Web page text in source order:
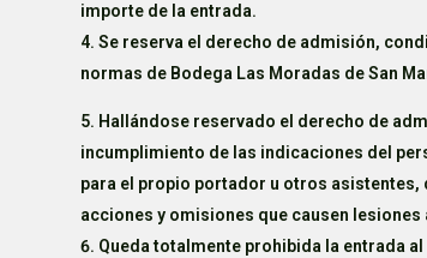
importe de la entrada.
Se reserva el derecho de admisión,
normas de Bodega Las Moradas de San
Hallándose reservado el derecho de
incumplimiento de las indicaciones del
para el propio portador u otros
acciones y omisiones que causen
Queda totalmente prohibida la entrada